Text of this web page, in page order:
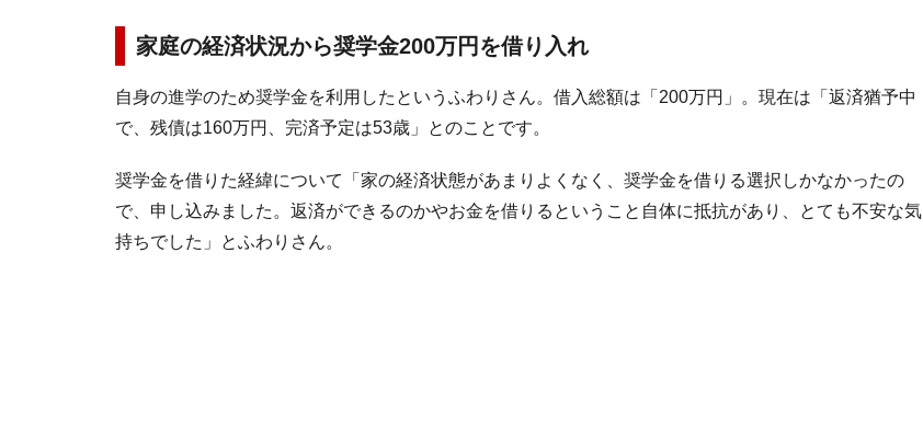
家庭の経済状況から奨学金200万円を借り入れ
自身の進学のため奨学金を利用したというふわりさん。借入総額は「200万円」。現在は「返済猶予中
で、残債は160万円、完済予定は53歳」とのことです。
奨学金を借りた経緯について「家の経済状態があまりよくなく、奨学金を借りる選択しかなかったの
で、申し込みました。返済ができるのかやお金を借りるということ自体に抵抗があり、とても不安な気
持ちでした」とふわりさん。